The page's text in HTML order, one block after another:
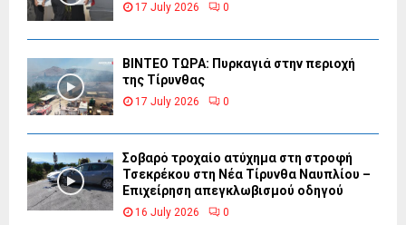
17 July 2026 0
ΒΙΝΤΕΟ ΤΩΡΑ: Πυρκαγιά στην περιοχή
της Τίρυνθας
17 July 2026 0
Σοβαρό τροχαίο ατύχημα στη στροφή
Τσεκρέκου στη Νέα Τίρυνθα Ναυπλίου –
Επιχείρηση απεγκλωβισμού οδηγού
16 July 2026 0